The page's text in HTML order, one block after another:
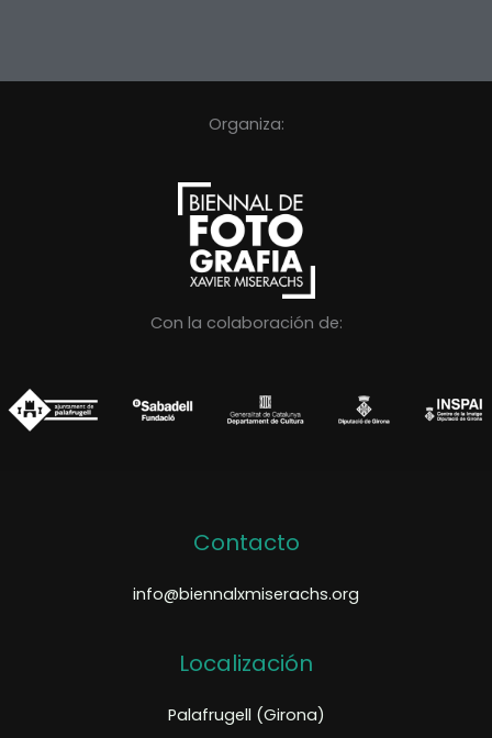
Organiza:
Con la colaboración de:
Contacto
info@biennalxmiserachs.org
Localización
Palafrugell (Girona)